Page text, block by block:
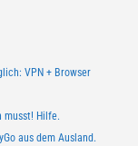
VPN + Browser
musst! Hilfe.
aus dem Ausland.